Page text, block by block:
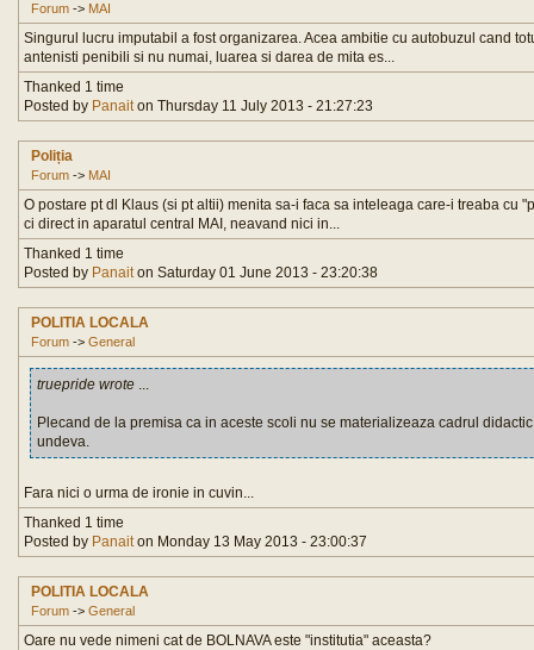
Forum -> MAI
Singurul lucru imputabil a fost organizarea. Acea ambitie cu autobuzul cand
antenisti penibili si nu numai, luarea si darea de mita es...
Thanked 1 time
Posted by Panaiton Thursday 11 July 2013 - 21:27:23
Poliția
Forum -> MAI
O postare pt dl Klaus (si pt altii) menita sa-i faca sa inteleaga care-i treaba cu
ci direct in aparatul central MAI, neavand nici in...
Thanked 1 time
Posted by Panaiton Saturday 01 June 2013 - 23:20:38
POLITIA LOCALA
Forum -> General
truepride wrote ...
Plecand de la premisa ca in aceste scoli nu se materializeaza cadrul
undeva.
Fara nici o urma de ironie in cuvin...
Thanked 1 time
Posted by Panaiton Monday 13 May 2013 - 23:00:37
POLITIA LOCALA
Forum -> General
Oare nu vede nimeni cat de BOLNAVA este "institutia" aceasta?